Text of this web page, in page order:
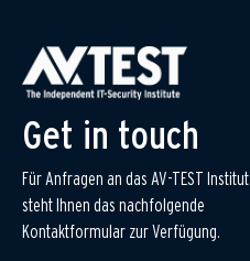
Get in touch
Für Anfragen an das AV-TEST Institut
steht Ihnen das nachfolgende
Kontaktformular zur Verfügung.